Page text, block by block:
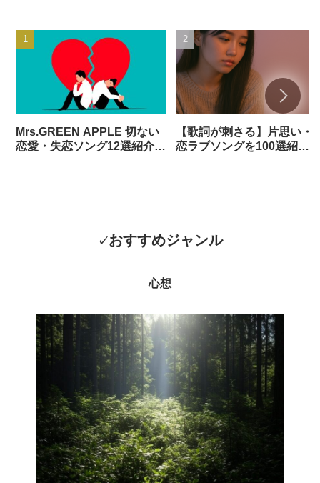
Mrs.GREEN APPLE 切ない
恋愛・失恋ソング12選紹介
【歌詞が刺さる】片思い・
恋ラブソングを100選紹
✓おすすめジャンル
心想